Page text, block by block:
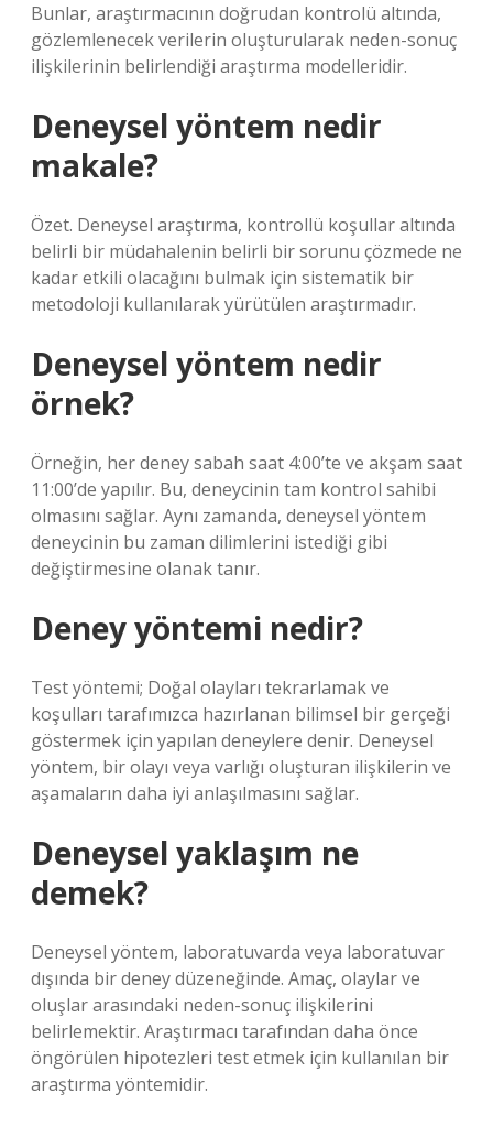
Bunlar, araştırmacının doğrudan kontrolü altında,
gözlemlenecek verilerin oluşturularak neden-sonuç
ilişkilerinin belirlendiği araştırma modelleridir.
Deneysel yöntem nedir
makale?
Özet. Deneysel araştırma, kontrollü koşullar altında
belirli bir müdahalenin belirli bir sorunu çözmede ne
kadar etkili olacağını bulmak için sistematik bir
metodoloji kullanılarak yürütülen araştırmadır.
Deneysel yöntem nedir
örnek?
Örneğin, her deney sabah saat 4:00’te ve akşam saat
11:00’de yapılır. Bu, deneycinin tam kontrol sahibi
olmasını sağlar. Aynı zamanda, deneysel yöntem
deneycinin bu zaman dilimlerini istediği gibi
değiştirmesine olanak tanır.
Deney yöntemi nedir?
Test yöntemi; Doğal olayları tekrarlamak ve
koşulları tarafımızca hazırlanan bilimsel bir gerçeği
göstermek için yapılan deneylere denir. Deneysel
yöntem, bir olayı veya varlığı oluşturan ilişkilerin ve
aşamaların daha iyi anlaşılmasını sağlar.
Deneysel yaklaşım ne
demek?
Deneysel yöntem, laboratuvarda veya laboratuvar
dışında bir deney düzeneğinde. Amaç, olaylar ve
oluşlar arasındaki neden-sonuç ilişkilerini
belirlemektir. Araştırmacı tarafından daha önce
öngörülen hipotezleri test etmek için kullanılan bir
araştırma yöntemidir.